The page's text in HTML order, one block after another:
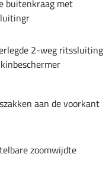
buitenkraag met
2-weg ritssluiting
aan de voorkant
zoomwijdte